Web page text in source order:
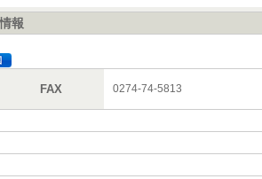
報
FAX 0274-74-5813